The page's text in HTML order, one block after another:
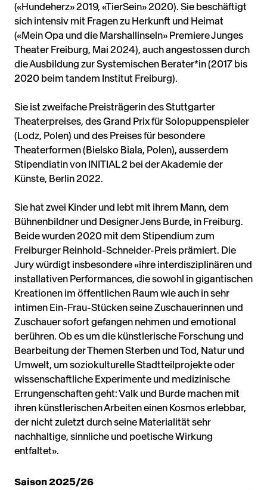
(«Hundeherz» 2019, «TierSein» 2020). Sie beschäftigt
sich intensiv mit Fragen zu Herkunft und Heimat
(«Mein Opa und die Marshallinseln» Premiere Junges
Theater Freiburg, Mai 2024), auch angestossen durch
die Ausbildung zur Systemischen Berater*in (2017 bis
2020 beim tandem Institut Freiburg).
Sie ist zweifache Preisträgerin des Stuttgarter
Theaterpreises, des Grand Prix für Solopuppenspieler
(Lodz, Polen) und des Preises für besondere
Theaterformen (Bielsko Biala, Polen), ausserdem
Stipendiatin von INITIAL 2 bei der Akademie der
Künste, Berlin 2022.
Sie hat zwei Kinder und lebt mit ihrem Mann, dem
Bühnenbildner und Designer Jens Burde, in Freiburg.
Beide wurden 2020 mit dem Stipendium zum
Freiburger Reinhold-Schneider-Preis prämiert. Die
Jury würdigt insbesondere «ihre interdisziplinären und
installativen Performances, die sowohl in gigantischen
Kreationen im öffentlichen Raum wie auch in sehr
intimen Ein-Frau-Stücken seine Zuschauerinnen und
Zuschauer sofort gefangen nehmen und emotional
berühren. Ob es um die künstlerische Forschung und
Bearbeitung der Themen Sterben und Tod, Natur und
Umwelt, um soziokulturelle Stadtteilprojekte oder
wissenschaftliche Experimente und medizinische
Errungenschaften geht: Valk und Burde machen mit
ihren künstlerischen Arbeiten einen Kosmos erlebbar,
der nicht zuletzt durch seine Materialität sehr
nachhaltige, sinnliche und poetische Wirkung
entfaltet».
Saison 2025/26